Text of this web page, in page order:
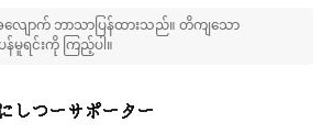
ောက် ဘာသာပြန်ထားသည်။ တိကျသော
ရင်းကို ကြည့်ပါ။
しつーサポーター